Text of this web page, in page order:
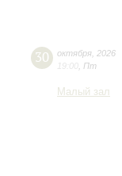
30 октября 2026
19:00
Пт
Малый зал